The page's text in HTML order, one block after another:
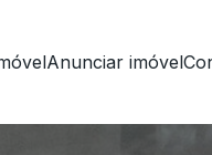
Anunciar imóvel